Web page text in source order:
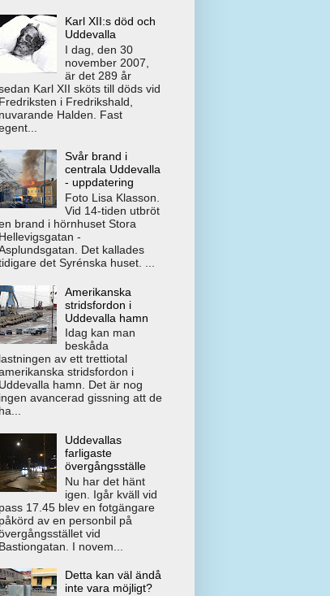
Karl XII:s död och
Uddevalla
I dag, den 30
november 2007,
är det 289 år
Karl XII sköts till döds vid
Fredriksten i Fredrikshald,
nuvarande Halden. Fast
Svår brand i
centrala Uddevalla
- uppdatering
Foto Lisa Klasson.
Vid 14-tiden utbröt
brand i hörnhuset Stora
Hellevigsgatan -
Det kallades
det Syrénska huset. ...
Amerikanska
stridsfordon i
Uddevalla hamn
Idag kan man
beskåda
lastningen av ett trettiotal
stridsfordon i
Uddevalla hamn. Det är nog
ingen avancerad gissning att de
ha...
Uddevallas
farligaste
övergångsställe
Nu har det hänt
igen. Igår kväll vid
pass 17.45 blev en fotgängare
påkörd av en personbil på
vid
Bastiongatan. I novem...
Detta kan väl ändå
inte vara möjligt?